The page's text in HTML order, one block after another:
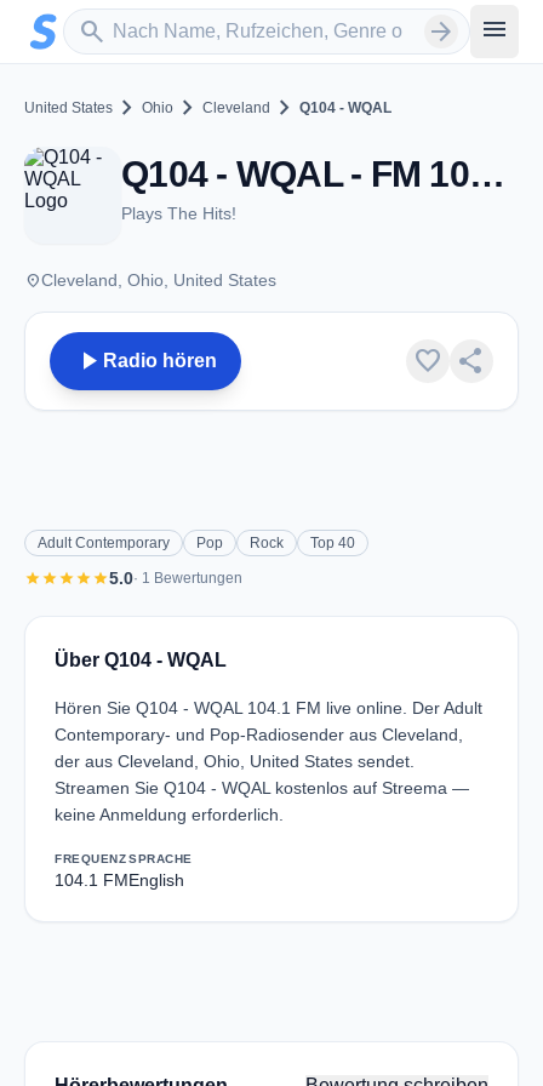
Zum Hauptinhalt springen
search
Sender suchen arrow_forward menu
United States chevron_right Ohio chevron_right Cleveland chevron_right Q104 - WQAL
Q104 - WQAL - FM 104.1 - Cleveland, OH
Plays The Hits!
placeCleveland, Ohio, United States
play_arrow Radio hören favorite share
Adult Contemporary Pop Rock Top 40
starstarstarstarstar5.0· 1 Bewertungen
Über Q104 - WQAL
Hören Sie Q104 - WQAL 104.1 FM live online. Der Adult
Contemporary- und Pop-Radiosender aus Cleveland,
der aus Cleveland, Ohio, United States sendet.
Streamen Sie Q104 - WQAL kostenlos auf Streema —
keine Anmeldung erforderlich.
FREQUENZ
104.1 FM
SPRACHE
English